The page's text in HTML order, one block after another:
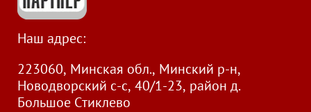
Наш адрес:
223060, Минская обл., Минский р-н,
Новодворский с-с, 40/1-23, район д.
Большое Стиклево